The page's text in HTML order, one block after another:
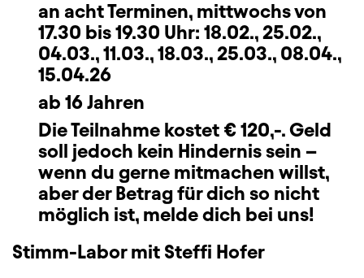
an achtTerminen, mittwochs von
17.30 bis 19.30 Uhr: 18.02., 25.02.,
04.03., 11.03., 18.03., 25.03., 08.04.,
15.04.26
ab 16 Jahren
Die Teilnahme kostet € 120,-. Geld
soll jedoch kein Hindernis sein –
wenn du gerne mitmachen willst,
aber der Betrag für dich so nicht
möglich ist, melde dich bei uns!
Stimm-Labor mit Steffi Hofer